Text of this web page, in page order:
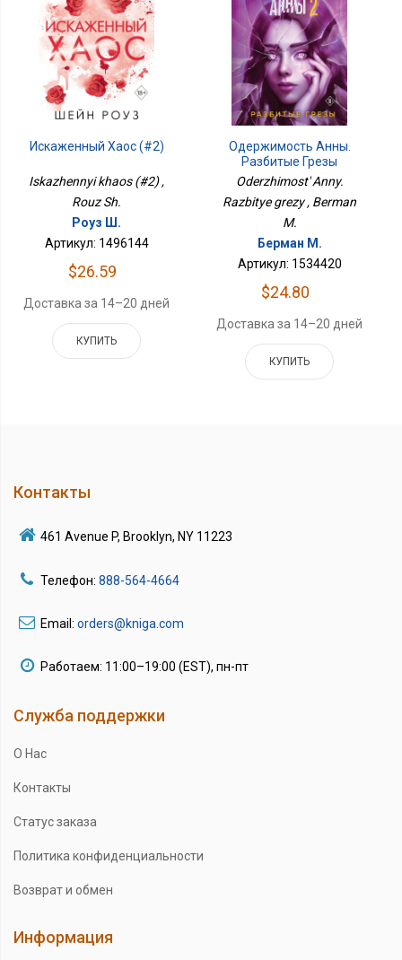
Искаженный Хаос (#2)
Iskazhennyi khaos (#2) ,
Rouz Sh.
Роуз Ш.
Артикул: 1496144
$26.59
Доставка за 14–20 дней
КУПИТЬ
Одержимость Анны.
Разбитые Грезы
Oderzhimost' Anny.
Razbitye grezy , Berman
M.
Берман М.
Артикул: 1534420
$24.80
Доставка за 14–20 дней
КУПИТЬ
Контакты
461 Avenue P, Brooklyn, NY 11223
Телефон: 888-564-4664
Email: orders@kniga.com
Работаем: 11:00–19:00 (EST), пн-пт
Служба поддержки
О Нас
Контакты
Статус заказа
Политика конфиденциальности
Возврат и обмен
Информация